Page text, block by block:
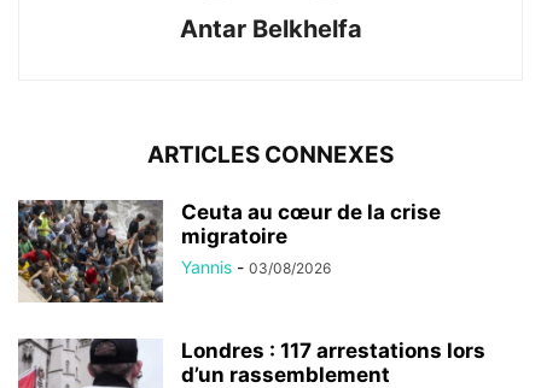
Antar Belkhelfa
ARTICLES CONNEXES
Ceuta au cœur de la crise
migratoire
Yannis - 03/08/2026
Londres : 117 arrestations lors
d’un rassemblement